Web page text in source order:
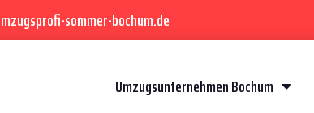
sommer-bochum.de
Umzugsunternehmen Bochum